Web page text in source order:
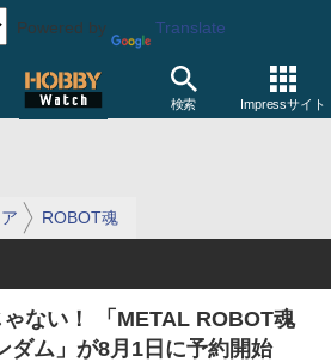
Powered by Translate
検索 Impressサイト
ROBOT魂
ない！ 「METAL ROBOT魂
ダム」が8月1日に予約開始